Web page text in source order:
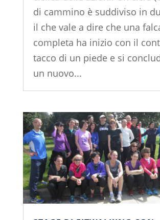
di cammino è suddiviso in
il che vale a dire che una
completa ha inizio con il
tacco di un piede e si
un nuovo...